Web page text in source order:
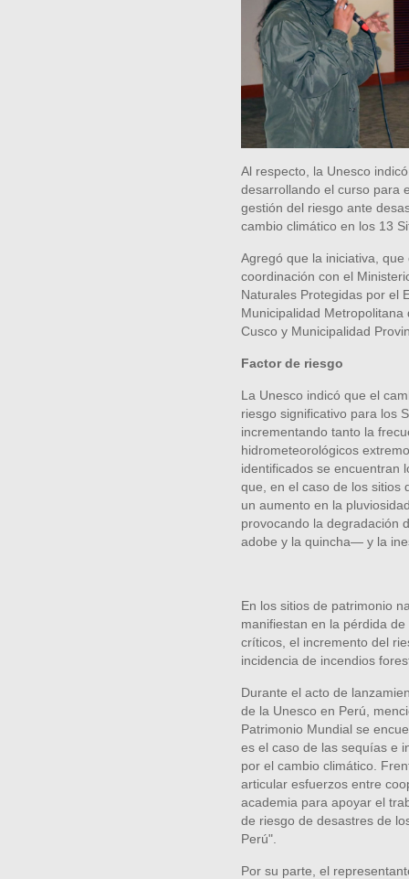
Al respecto, la Unesco
desarrollando el curso para
gestión del riesgo ante
cambio climático en los 13
Agregó que la iniciativa,
coordinación con el
Naturales Protegidas por el
Municipalidad
Cusco y Municipalidad
Factor de riesgo
La Unesco indicó que el
riesgo significativo para los
incrementando tanto la
hidrometeorológicos
identificados se encuentran
que, en el caso de los sitios
un aumento en la
provocando la degradación
adobe y la quincha— y la
En los sitios de patrimonio
manifiestan en la pérdida
críticos, el incremento del
incidencia de incendios
Durante el acto de
de la Unesco en Perú,
Patrimonio Mundial se
es el caso de las sequías e
por el cambio climático.
articular esfuerzos entre
academia para apoyar el
de riesgo de desastres de
Perú".
Por su parte, el